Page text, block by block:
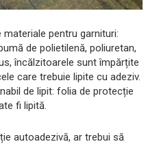
pentru garnituri:
de polietilenă, poliuretan,
încălzitoarele sunt împărțite
care trebuie lipite cu adeziv.
de lipit: folia de protecție
fi lipită.
autoadezivă, ar trebui să